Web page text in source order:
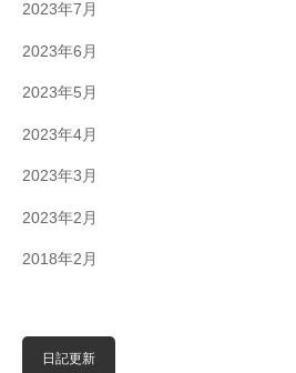
2023年7月
2023年6月
2023年5月
2023年4月
2023年3月
2023年2月
2018年2月
日記更新